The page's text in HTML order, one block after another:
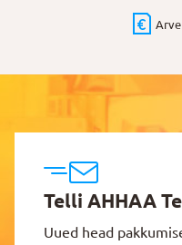
Telli AHHAA
Uued head